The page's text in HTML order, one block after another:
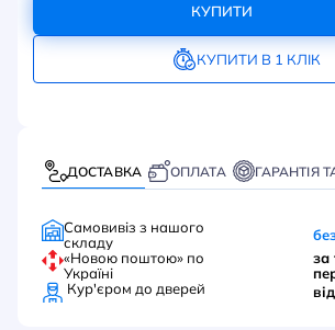
КУПИТИ
КУПИТИ В 1 КЛІК
ДОСТАВКА ОПЛАТА ГАРАНТІЯ
Самовивіз з нашого
складу
«Новою поштою» по
Україні
за
Кур'єром до дверей